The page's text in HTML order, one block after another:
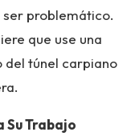
problemático.
que use una
del túnel carpiano
Su Trabajo